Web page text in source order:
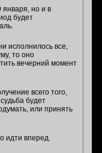
января, но и в
будет
исполнилось все,
то оно
вечерний момент
всего того,
будет
или принять
идти вперед.